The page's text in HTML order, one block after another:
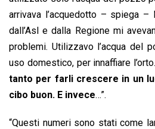
arrivava l’acquedotto – spiega –
dall’Asl e dalla Regione mi
problemi. Utilizzavo l’acqua del
uso domestico, per innaffiare
tanto per farli crescere in un
cibo buon. E invece…”.
“Questi numeri sono stati come